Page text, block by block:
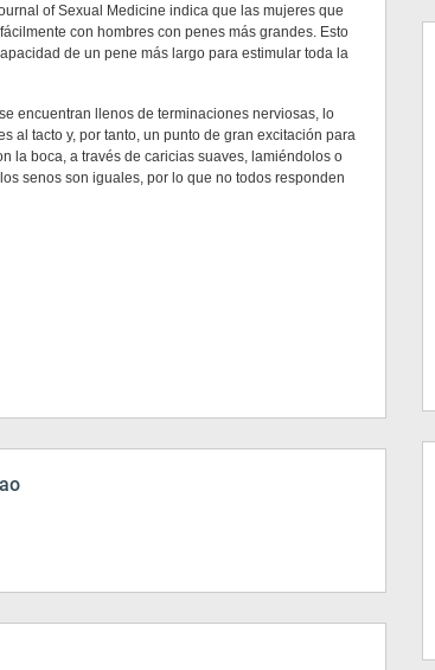
of Sexual Medicine indica que las mujeres que
con hombres con penes más grandes. Esto
de un pene más largo para estimular toda la
encuentran llenos de terminaciones nerviosas, lo
al tacto y, por tanto, un punto de gran excitación para
la boca, a través de caricias suaves, lamiéndolos o
senos son iguales, por lo que no todos responden